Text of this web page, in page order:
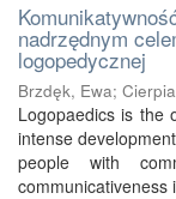
nadrzędnym
logopedycznej
Brzdęk, Ewa;
Logopaedics is the
intense
people with
communicativeness